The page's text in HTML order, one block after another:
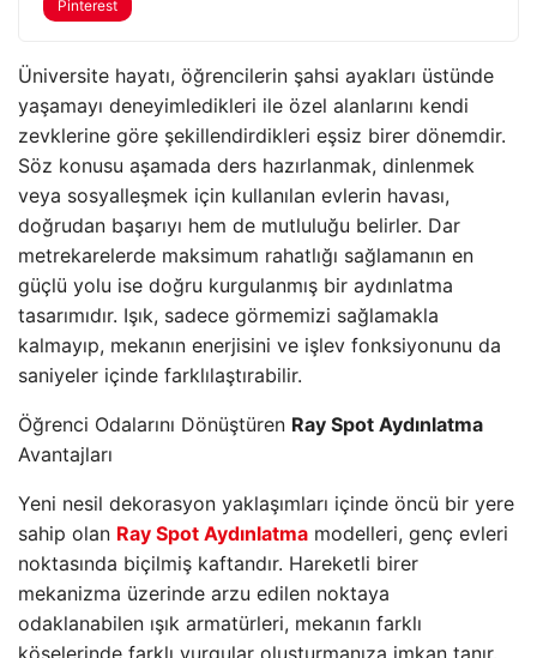
Pinterest
Üniversite hayatı, öğrencilerin şahsi ayakları üstünde
yaşamayı deneyimledikleri ile özel alanlarını kendi
zevklerine göre şekillendirdikleri eşsiz birer dönemdir.
Söz konusu aşamada ders hazırlanmak, dinlenmek
veya sosyalleşmek için kullanılan evlerin havası,
doğrudan başarıyı hem de mutluluğu belirler. Dar
metrekarelerde maksimum rahatlığı sağlamanın en
güçlü yolu ise doğru kurgulanmış bir aydınlatma
tasarımıdır. Işık, sadece görmemizi sağlamakla
kalmayıp, mekanın enerjisini ve işlev fonksiyonunu da
saniyeler içinde farklılaştırabilir.
Öğrenci Odalarını Dönüştüren Ray Spot Aydınlatma
Avantajları
Yeni nesil dekorasyon yaklaşımları içinde öncü bir yere
sahip olan Ray Spot Aydınlatma modelleri, genç evleri
noktasında biçilmiş kaftandır. Hareketli birer
mekanizma üzerinde arzu edilen noktaya
odaklanabilen ışık armatürleri, mekanın farklı
köşelerinde farklı vurgular oluşturmanıza imkan tanır.